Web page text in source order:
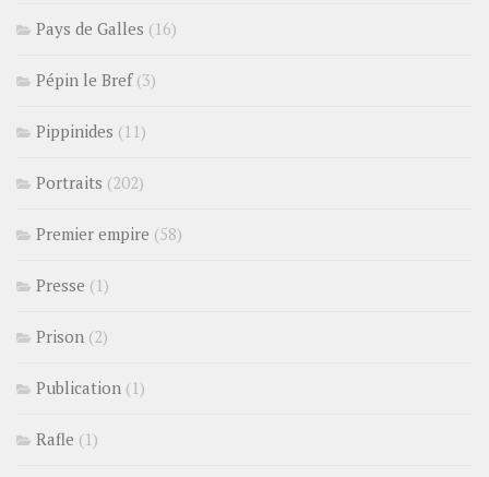
Pays de Galles (16)
Pépin le Bref(3)
Pippinides (11)
Portraits (202)
Premier empire (58)
Presse (1)
Prison (2)
Publication (1)
Rafle (1)